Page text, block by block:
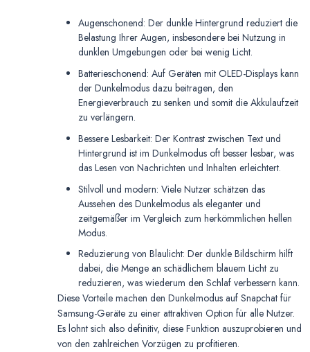
Augenschonend: Der dunkle Hintergrund reduziert die
Belastung Ihrer Augen, insbesondere bei Nutzung in
dunklen Umgebungen oder bei wenig Licht.
Batterieschonend: Auf Geräten mit OLED-Displays kann
der Dunkelmodus dazu beitragen, den
Energieverbrauch zu senken und somit die Akkulaufzeit
zu verlängern.
Bessere Lesbarkeit: Der Kontrast zwischen Text und
Hintergrund ist im Dunkelmodus oft besser lesbar, was
das Lesen von Nachrichten und Inhalten erleichtert.
Stilvoll und modern: Viele Nutzer schätzen das
Aussehen des Dunkelmodus als eleganter und
zeitgemäßer im Vergleich zum herkömmlichen hellen
Modus.
Reduzierung von Blaulicht: Der dunkle Bildschirm hilft
dabei, die Menge an schädlichem blauem Licht zu
reduzieren, was wiederum den Schlaf verbessern kann.
Diese Vorteile machen den Dunkelmodus auf Snapchat für
Samsung-Geräte zu einer attraktiven Option für alle Nutzer.
Es lohnt sich also definitiv, diese Funktion auszuprobieren und
von den zahlreichen Vorzügen zu profitieren.